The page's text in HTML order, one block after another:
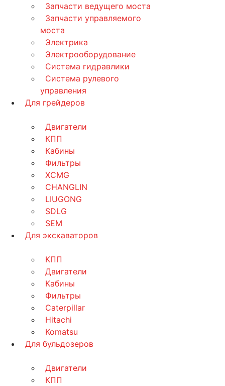
Запчасти ведущего моста
Запчасти управляемого
моста
Электрика
Электрооборудование
Система гидравлики
Система рулевого
управления
Для грейдеров
Двигатели
КПП
Кабины
Фильтры
XCMG
CHANGLIN
LIUGONG
SDLG
SEM
Для экскаваторов
КПП
Двигатели
Кабины
Фильтры
Caterpillar
Hitachi
Komatsu
Для бульдозеров
Двигатели
КПП